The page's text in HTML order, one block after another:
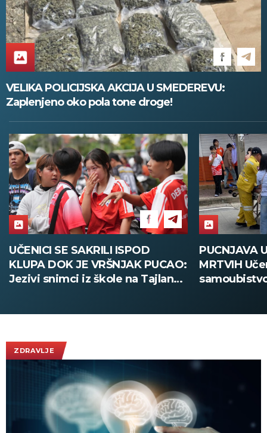
VELIKA POLICIJSKA AKCIJA U SMEDEREVU:
Zaplenjeno oko pola tone droge!
PUCNJAVA U ŠKOLI, OSMORO
MRTVIH Učenik izvršio napad, pa
samoubistvo! Užasne scene sa
PARTIZAN
ubedljivom
ZDRAVLJE